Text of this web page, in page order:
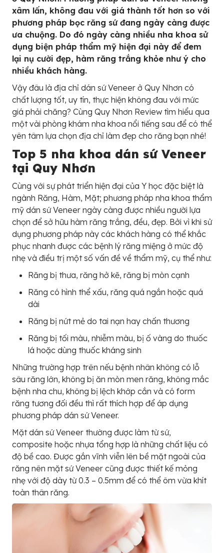
xâm lấn, không đau với giá thành tốt hơn so với
phương pháp bọc răng sứ đang ngày càng được
ưa chuộng. Do đó ngày càng nhiều nha khoa sử
dụng biện pháp thẩm mỹ hiện đại này để đem
lại nụ cười đẹp, hàm răng trắng khỏe như ý cho
nhiều khách hàng.
Vậy đâu là địa chỉ dán sứ Veneer ở Quy Nhơn có
chất lượng tốt, uy tín, thực hiện không đau với mức
giá phải chăng? Cùng Quy Nhơn Review tìm hiểu qua
một vài phòng khám nha khoa nổi tiếng sau để có thể
yên tâm lựa chọn địa chỉ làm đẹp cho răng bạn nhé!
Top 5 nha khoa dán sứ Veneer
tại Quy Nhơn
Cùng với sự phát triển hiện đại của Y học đặc biệt là
ngành Răng, Hàm, Mặt; phương pháp nha khoa thẩm
mỹ dán sứ Veneer ngày càng được nhiều người lựa
chọn để sở hữu hàm răng trắng, đều, đẹp. Bởi vì khi sử
dụng phương pháp này các khách hàng có thể khắc
phục nhanh được các bệnh lý răng miệng ở mức độ
nhẹ và điều trị một số vấn đề về thẩm mỹ, cụ thể như:
Răng bị thưa, răng hở kẽ, răng bị mòn cạnh
Răng có hình thể xấu, răng quá ngắn hoặc quá
dài
Răng bị nứt mẻ do tai nạn hay chấn thương
Răng bị tối màu, nhiễm màu, bị ố vàng do thuốc
lá hoặc dùng thuốc kháng sinh
Những trường hợp trên nếu bệnh nhân không có lỗ
sâu răng lớn, không bị ăn mòn men răng, không mắc
bệnh nha chu, không bị lệch khớp cắn và có form
răng tương đối đều thì rất thích hợp để áp dụng
phương pháp dán sứ Veneer.
Mặt dán sứ Veneer thường được làm từ sứ,
composite hoặc nhựa tổng hợp là những chất liệu có
độ bề cao. Được gắn vĩnh viễn lên bề mặt ngoài của
răng nên mặt sứ Veneer cũng được thiết kế mỏng
nhẹ với độ dày từ 0.3 – 0.5mm để có thể ôm vừa khít
toàn thân răng.